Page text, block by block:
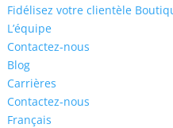
Fidélisez votre clientèle
L’équipe
Contactez-nous
Blog
Carrières
Contactez-nous
Français